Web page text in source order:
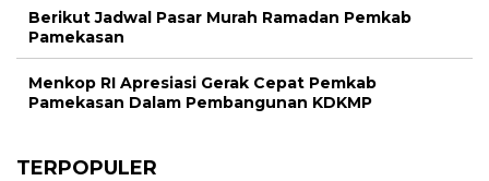
Berikut Jadwal Pasar Murah Ramadan Pemkab
Pamekasan
Menkop RI Apresiasi Gerak Cepat Pemkab
Pamekasan Dalam Pembangunan KDKMP
TERPOPULER